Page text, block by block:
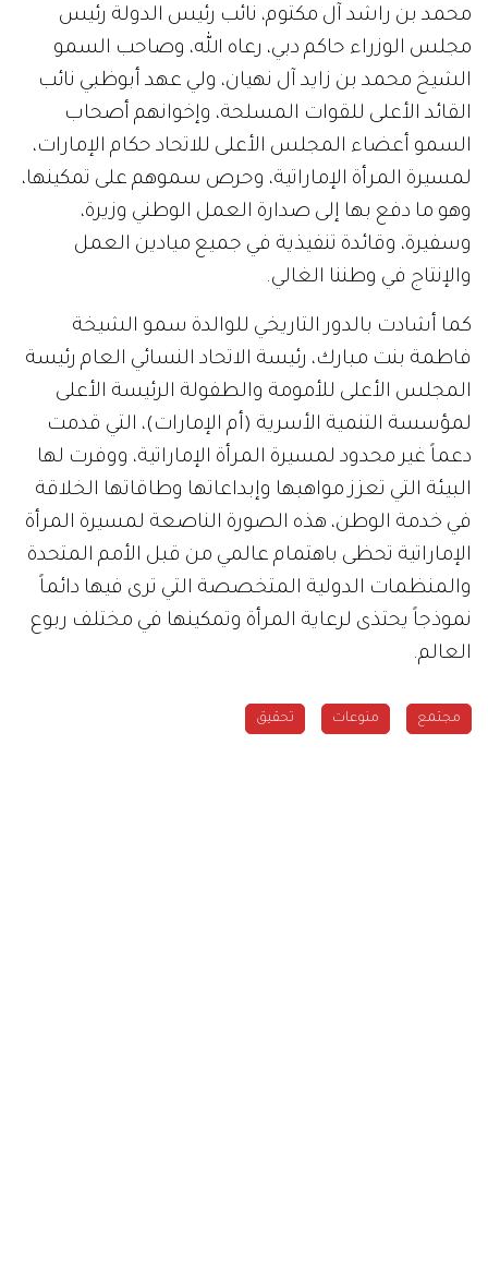
محمد بن راشد آل مكتوم، نائب رئيس الدولة رئيس
مجلس الوزراء حاكم دبي، رعاه الله، وصاحب السمو
الشيخ محمد بن زايد آل نهيان، ولي عهد أبوظبي نائب
القائد الأعلى للقوات المسلحة، وإخوانهم أصحاب
السمو أعضاء المجلس الأعلى للاتحاد حكام الإمارات،
لمسيرة المرأة الإماراتية، وحرص سموهم على تمكينها،
وهو ما دفع بها إلى صدارة العمل الوطني وزيرة،
وسفيرة، وقائدة تنفيذية في جميع ميادين العمل
والإنتاج في وطننا الغالي.
كما أشادت بالدور التاريخي للوالدة سمو الشيخة
فاطمة بنت مبارك، رئيسة الاتحاد النسائي العام رئيسة
المجلس الأعلى للأمومة والطفولة الرئيسة الأعلى
لمؤسسة التنمية الأسرية (أم الإمارات)، التي قدمت
دعماً غير محدود لمسيرة المرأة الإماراتية، ووفرت لها
البيئة التي تعزز مواهبها وإبداعاتها وطاقاتها الخلاقة
في خدمة الوطن، هذه الصورة الناصعة لمسيرة المرأة
الإماراتية تحظى باهتمام عالمي من قبل الأمم المتحدة
والمنظمات الدولية المتخصصة التي ترى فيها دائماً
نموذجاً يحتذى لرعاية المرأة وتمكينها في مختلف ربوع
العالم.
مجتمع منوعات تحقيق